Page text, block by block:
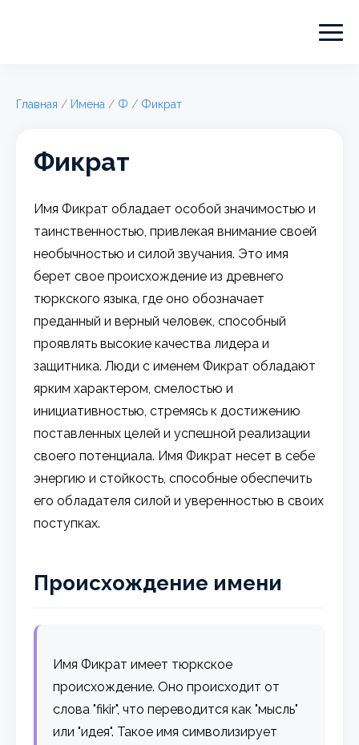
Главная / Имена / Ф / Фикрат
Фикрат
Имя Фикрат обладает особой значимостью и
таинственностью, привлекая внимание своей
необычностью и силой звучания. Это имя
берет свое происхождение из древнего
тюркского языка, где оно обозначает
преданный и верный человек, способный
проявлять высокие качества лидера и
защитника. Люди с именем Фикрат обладают
ярким характером, смелостью и
инициативностью, стремясь к достижению
поставленных целей и успешной реализации
своего потенциала. Имя Фикрат несет в себе
энергию и стойкость, способные обеспечить
его обладателя силой и уверенностью в своих
поступках.
Происхождение имени
Имя Фикрат имеет тюркское
происхождение. Оно происходит от
слова "fikir", что переводится как "мысль"
или "идея". Такое имя символизирует